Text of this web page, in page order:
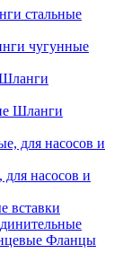
стальные
чугунные
Шланги
насосов и
вставки
Фланцы